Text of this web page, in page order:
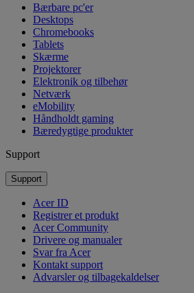
Bærbare pc'er
Desktops
Chromebooks
Tablets
Skærme
Projektorer
Elektronik og tilbehør
Netværk
eMobility
Håndholdt gaming
Bæredygtige produkter
Support
Support
Acer ID
Registrer et produkt
Acer Community
Drivere og manualer
Svar fra Acer
Kontakt support
Advarsler og tilbagekaldelser